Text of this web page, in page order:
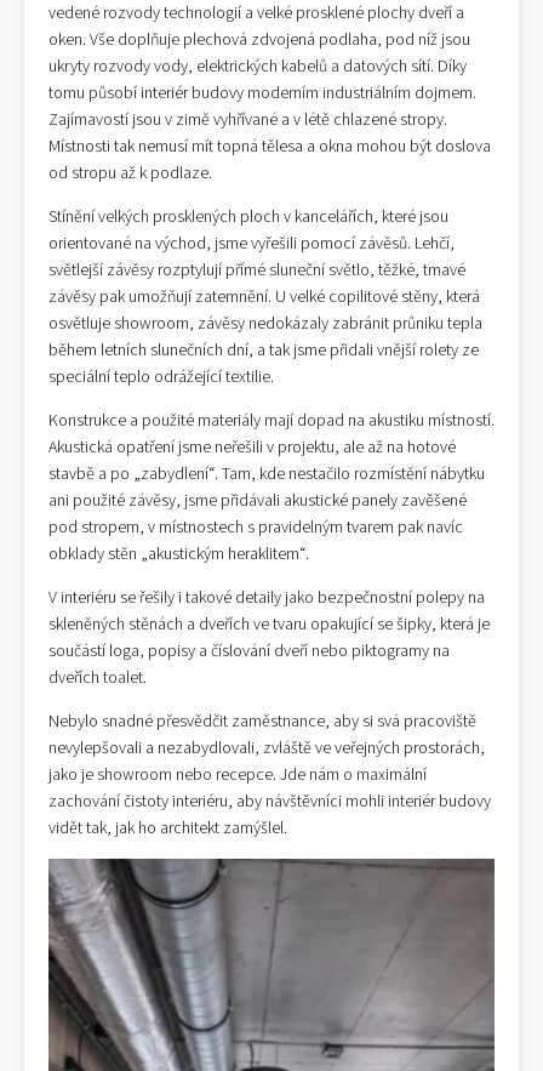
vedené rozvody technologií a velké prosklené plochy dveří a
oken. Vše doplňuje plechová zdvojená podlaha, pod níž jsou
ukryty rozvody vody, elektrických kabelů a datových sítí. Díky
tomu působí interiér budovy moderním industriálním dojmem.
Zajímavostí jsou v zimě vyhřívané a v létě chlazené stropy.
Místnosti tak nemusí mít topná tělesa a okna mohou být doslova
od stropu až k podlaze.
Stínění velkých prosklených ploch v kancelářích, které jsou
orientované na východ, jsme vyřešili pomocí závěsů. Lehčí,
světlejší závěsy rozptylují přímé sluneční světlo, těžké, tmavé
závěsy pak umožňují zatemnění. U velké copilitové stěny, která
osvětluje showroom, závěsy nedokázaly zabránit průniku tepla
během letních slunečních dní, a tak jsme přidali vnější rolety ze
speciální teplo odrážející textilie.
Konstrukce a použité materiály mají dopad na akustiku místností.
Akustická opatření jsme neřešili v projektu, ale až na hotové
stavbě a po „zabydlení“. Tam, kde nestačilo rozmístění nábytku
ani použité závěsy, jsme přidávali akustické panely zavěšené
pod stropem, v místnostech s pravidelným tvarem pak navíc
obklady stěn „akustickým heraklitem“.
V interiéru se řešily i takové detaily jako bezpečnostní polepy na
skleněných stěnách a dveřích ve tvaru opakující se šipky, která je
součástí loga, popisy a číslování dveří nebo piktogramy na
dveřích toalet.
Nebylo snadné přesvědčit zaměstnance, aby si svá pracoviště
nevylepšovali a nezabydlovali, zvláště ve veřejných prostorách,
jako je showroom nebo recepce. Jde nám o maximální
zachování čistoty interiéru, aby návštěvníci mohli interiér budovy
vidět tak, jak ho architekt zamýšlel.